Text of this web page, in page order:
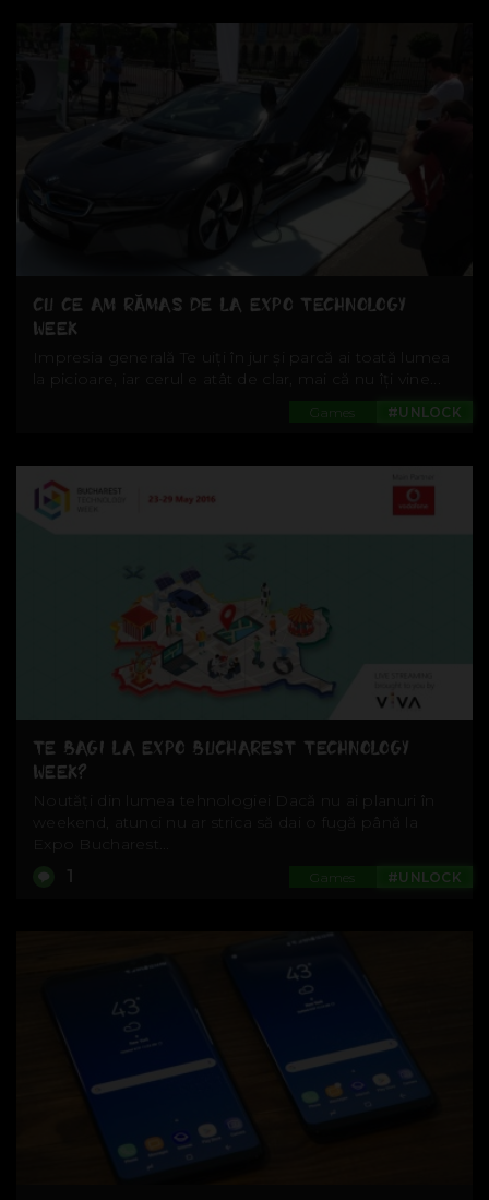
CU CE AM RĂMAS DE LA EXPO TECHNOLOGY
WEEK
Impresia generală Te uiți în jur și parcă ai toată lumea
la picioare, iar cerul e atât de clar, mai că nu îți vine...
#UNLOCK
Games
TE BAGI LA EXPO BUCHAREST TECHNOLOGY
WEEK?
Noutăți din lumea tehnologiei Dacă nu ai planuri în
weekend, atunci nu ar strica să dai o fugă până la
Expo Bucharest...
#UNLOCK
Games
1